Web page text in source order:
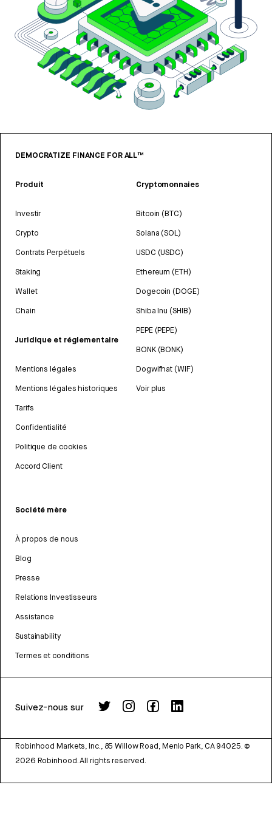
DEMOCRATIZE FINANCE FOR ALL™
Produit
Investir
Crypto
Contrats Perpétuels
Staking
Wallet
Chain
Juridique et réglementaire
Mentions légales
Mentions légales historiques
Tarifs
Confidentialité
Politique de cookies
Accord Client
Cryptomonnaies
Bitcoin (BTC)
Solana (SOL)
USDC (USDC)
Ethereum (ETH)
Dogecoin (DOGE)
Shiba Inu (SHIB)
PEPE (PEPE)
BONK (BONK)
Dogwifhat (WIF)
Voir plus
Société mère
À propos de nous
Blog
Presse
Relations Investisseurs
Assistance
Sustainability
Termes et conditions
Suivez-nous sur
Robinhood Markets, Inc., 85 Willow Road, Menlo Park, CA 94025. ©
2026 Robinhood. All rights reserved.